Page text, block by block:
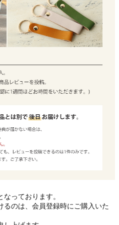
っております。
るのは、会員登録時にご購入いた